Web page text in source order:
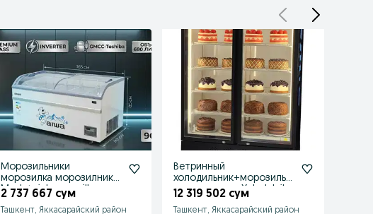
Морозильники
морозилка морозилник
Muzlatgich marazilka
2 737 667 сум
Ташкент, Яккасарайский район
Ветринный
холодильник+морозильн
ик морозилка Xolodelnik
12 319 502 сум
Ташкент, Яккасарайский район